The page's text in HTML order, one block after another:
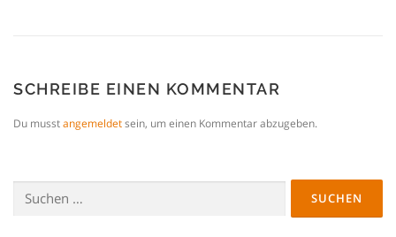
SCHREIBE EINEN KOMMENTAR
Du musstangemeldetsein, um einen Kommentar abzugeben.
nach: